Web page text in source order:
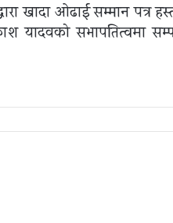
खादा ओढाई सम्मान पत्र
यादवको सभापतित्वमा